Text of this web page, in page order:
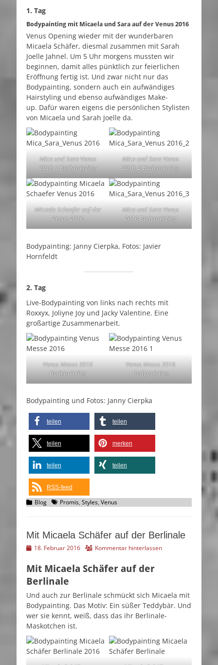
1. Tag
Bodypainting mit Micaela und Sara auf der Venus 2016
Venus Opening wieder mit der wunderbaren
Micaela Schäfer, diesmal zusammen mit Sarah
Joelle Jahnel. Um 5 Uhr morgens mussten wir
beginnen, damit alles pünktlich zur feierlichen
Eröffnung fertig ist. Und zwar nicht nur das
Bodypainting, sondern auch ein aufwändiges
Hairstyling und ebenso aufwändiges Make-
up. Dafür waren eigens die persönlichen Stylisten
von Micaela und Sarah Joelle da.
Mica und Sara Venus
2016_1 Bodypainting
Mica und Sara Venus
2016_2 Bodypainting
Micaela Schaefer auf der
Venus 2016
Mica und Sara Venus
2016 Bodypainting
Bodypainting: Janny Cierpka, Fotos: Javier
Hornfeldt
2. Tag
Live-Bodypainting von links nach rechts mit
Roxxyx, Joliyne Joy und Jacky Valentine. Eine
großartige Zusammenarbeit.
Venus Messe 2016
Bodypainting
Venus Messe 2016
Bodypainting
Bodypainting und Fotos: Janny Cierpka
teilen teilen
teilen merken
teilen teilen
RSS-feed
Kategorien
Blog Schlagworte
Promis, Styles, Venus
Mit Micaela Schäfer auf der Berlinale
Veröffentlicht
18. Februar 2016 Kommentar hinterlassen
Mit Micaela Schäfer auf der
Berlinale
Und auch zur Berlinale schmückt sich Micaela mit
Bodypainting. Das Motiv: Ein süßer Teddybär. Und
wer sie kennt, weiß, dass das ihr Berlinale-
Maskotchen ist.